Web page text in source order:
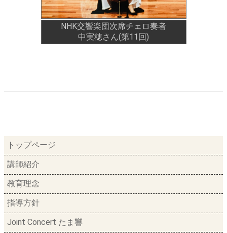
NHK交響楽団次席チェロ奏者
中実穂さん(第11回)
トップページ
講師紹介
教育理念
指導方針
Joint Concert たま響